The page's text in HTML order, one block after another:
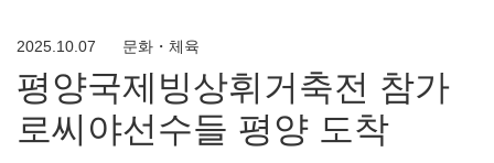
2025.10.07 문화・체육
평양국제빙상휘거축전 참가
로씨야선수들 평양 도착